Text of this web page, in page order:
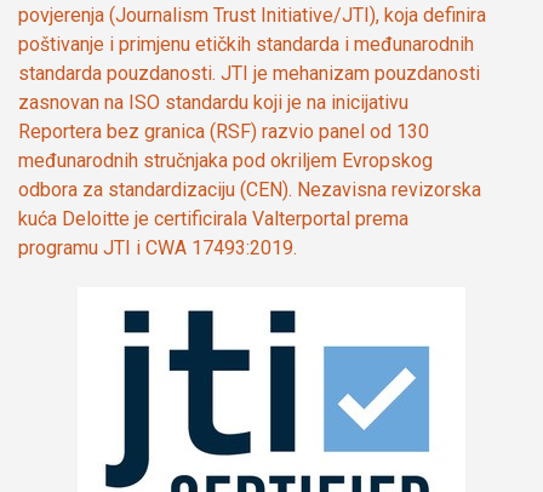
povjerenja (Journalism Trust Initiative/JTI), koja definira
poštivanje i primjenu etičkih standarda i međunarodnih
standarda pouzdanosti. JTI je mehanizam pouzdanosti
zasnovan na ISO standardu koji je na inicijativu
Reportera bez granica (RSF) razvio panel od 130
međunarodnih stručnjaka pod okriljem Evropskog
odbora za standardizaciju (CEN). Nezavisna revizorska
kuća Deloitte je certificirala Valterportal prema
programu JTI i CWA 17493:2019.